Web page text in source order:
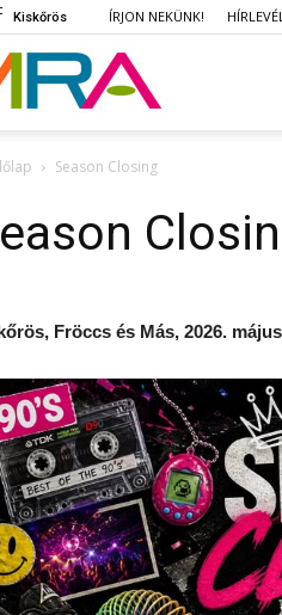
Kiskőrös ÍRJON NEKÜNK!
Season Closing
Fröccs és Más, 2026.